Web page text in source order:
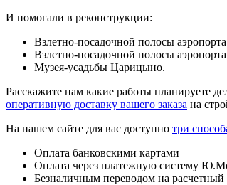
И помогали в реконструкции:
Взлетно-посадочной полосы
Взлетно-посадочной полосы
Музея-усадьбы Царицыно.
Расскажите нам какие работы планируете
оперативную доставку вашего заказа на
На нашем сайте для вас доступно три
Оплата банковскими картами
Оплата через платежную систему
Безналичным переводом на расчетный